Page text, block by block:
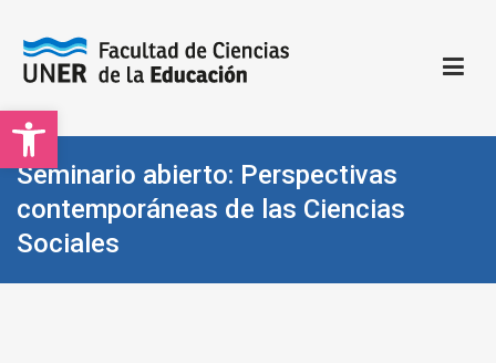
Open toolbar
contenido
Facultad de Ciencias de la Educación | UNER
Sitio oficial de la Facultad de Ciencias de la Educación
Seminario abierto: Perspectivas
contemporáneas de las Ciencias
Sociales